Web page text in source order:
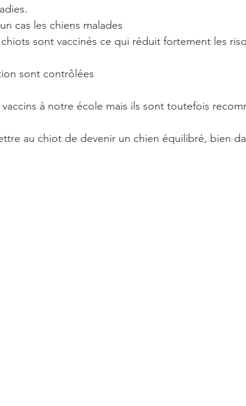
cas les chiens malades
sont vaccinés ce qui réduit fortement les
sont contrôlées
à notre école mais ils sont toutefois
au chiot de devenir un chien équilibré, bien